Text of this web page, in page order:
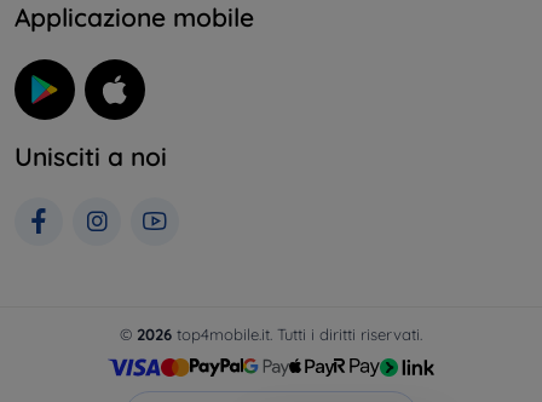
Applicazione mobile
Unisciti a noi
© 2026 top4mobile.it. Tutti i diritti riservati.